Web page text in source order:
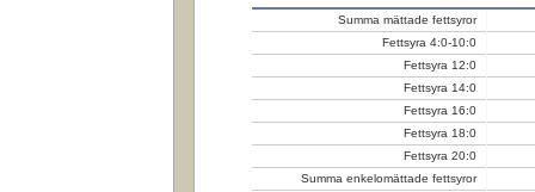
Summa mättade fettsyror
Fettsyra 4:0-10:0
Fettsyra 12:0
Fettsyra 14:0
Fettsyra 16:0
Fettsyra 18:0
Fettsyra 20:0
Summa enkelomättade fettsyror